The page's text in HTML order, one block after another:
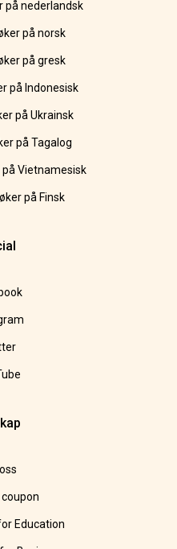
på nederlandsk
på norsk
på gresk
på Indonesisk
på Ukrainsk
på Tagalog
Vietnamesisk
på Finsk
Education